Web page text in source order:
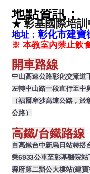
地點資訊：
★ 彰基國際培
地址 ： 彰化市建寶
※ 本教室內禁止飲
開車路線
中山高速公路彰化交流道
左轉中山路一段直行至中
（福爾摩沙高速公路，
公路）
高鐵/台鐵路線
自高鐵台中新烏日站轉搭
乘6933公車至彰基醫院
縣府第二辦公大樓站(建寶